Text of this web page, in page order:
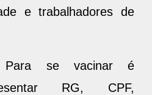
e trabalhadores de
se vacinar é
RG, CPF,